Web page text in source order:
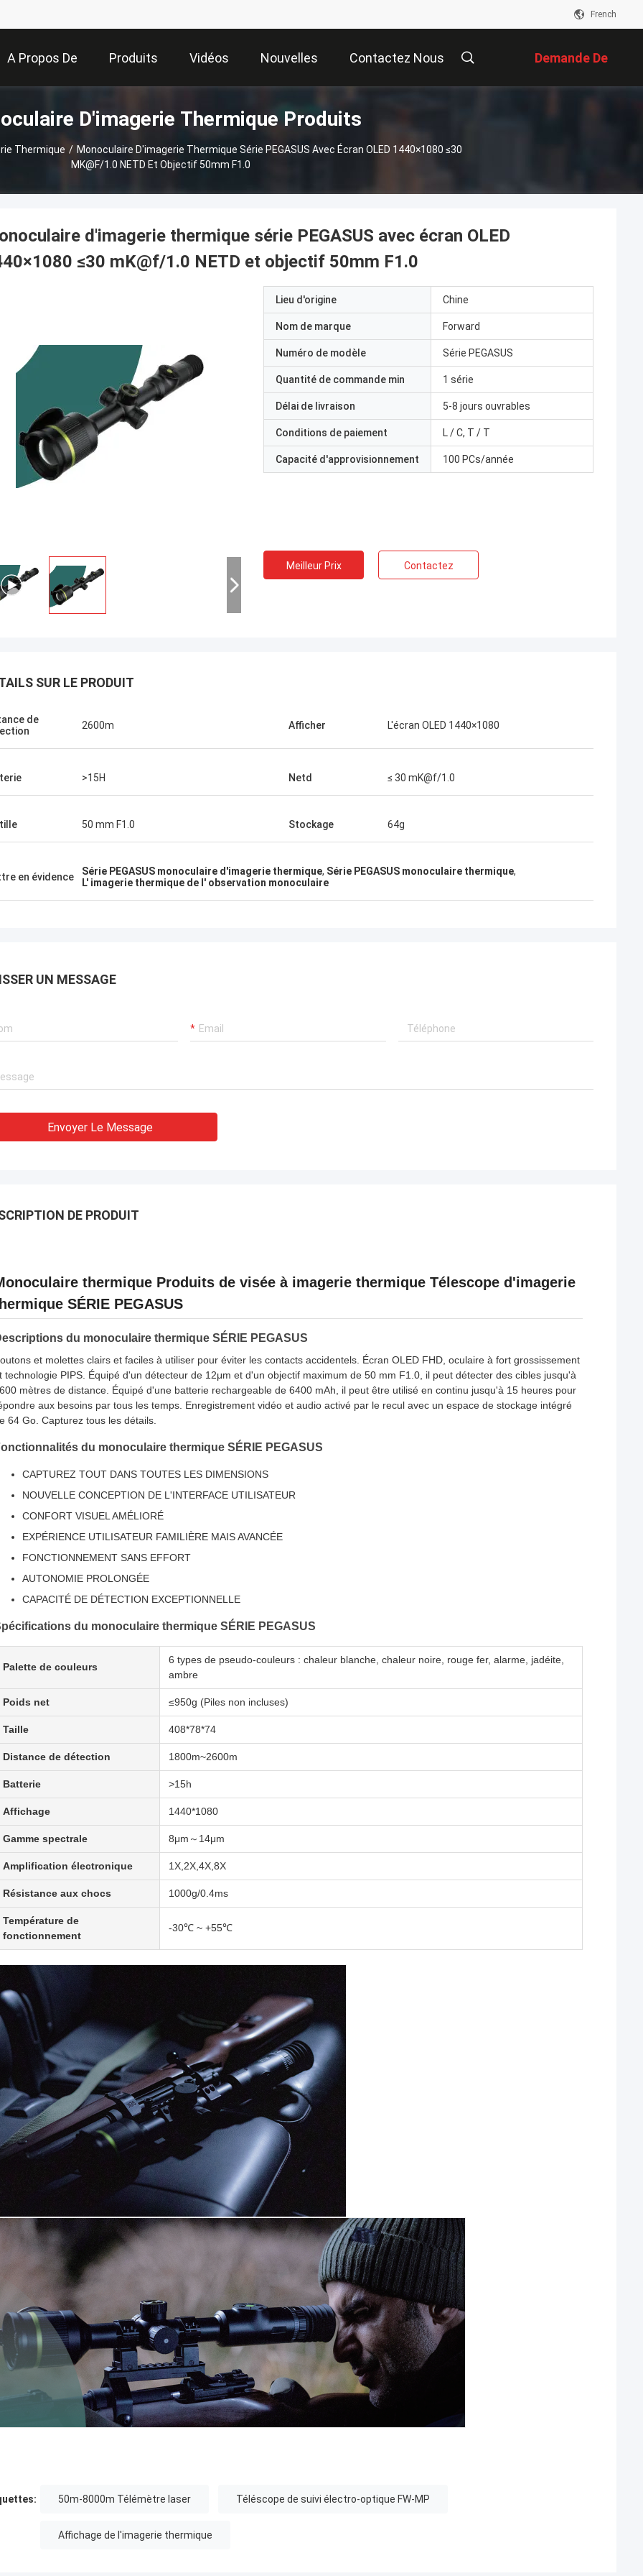
French
A Propos De
Nous
Produits Vidéos Nouvelles Contactez Nous Demande De
Soumission
D'imagerie Thermique Produits
Thermique / Monoculaire D'imagerie Thermique Série PEGASUS Avec Écran OLED 1440×1080 ≤30
MK@f/1.0 NETD Et Objectif 50mm F1.0
Je suis Greg Blades.
ensemble dans le futur.
d'imagerie thermique série PEGASUS avec écran OLED
≤30 mK@f/1.0 NETD et objectif 50mm F1.0
Lieu d'origine Chine
Nom de marque Forward
Numéro de modèle Série PEGASUS
Quantité de commande min 1 série
Délai de livraison 5-8 jours ouvrables
Conditions de paiement L / C, T / T
Capacité d'approvisionnement 100 PCs/année
Meilleur Prix Contactez
SUR LE PRODUIT
de
2600m Afficher L'écran OLED 1440×1080
>15H Netd ≤ 30 mK@f/1.0
50 mm F1.0 Stockage 64g
en évidence Série PEGASUS monoculaire d'imagerie thermique, Série PEGASUS monoculaire thermique,
L' imagerie thermique de l' observation monoculaire
UN MESSAGE
Envoyer Le Message
DE PRODUIT
thermique Produits de visée à imagerie thermique Télescope d'imagerie
SÉRIE PEGASUS
du monoculaire thermique SÉRIE PEGASUS
et molettes clairs et faciles à utiliser pour éviter les contacts accidentels. Écran OLED FHD, oculaire à fort grossissement
technologie PIPS. Équipé d'un détecteur de 12μm et d'un objectif maximum de 50 mm F1.0, il peut détecter des cibles jusqu'à
mètres de distance. Équipé d'une batterie rechargeable de 6400 mAh, il peut être utilisé en continu jusqu'à 15 heures pour
aux besoins par tous les temps. Enregistrement vidéo et audio activé par le recul avec un espace de stockage intégré
64 Go. Capturez tous les détails.
du monoculaire thermique SÉRIE PEGASUS
CAPTUREZ TOUT DANS TOUTES LES DIMENSIONS
NOUVELLE CONCEPTION DE L'INTERFACE UTILISATEUR
CONFORT VISUEL AMÉLIORÉ
EXPÉRIENCE UTILISATEUR FAMILIÈRE MAIS AVANCÉE
FONCTIONNEMENT SANS EFFORT
AUTONOMIE PROLONGÉE
CAPACITÉ DE DÉTECTION EXCEPTIONNELLE
du monoculaire thermique SÉRIE PEGASUS
Palette de couleurs
6 types de pseudo-couleurs : chaleur blanche, chaleur noire, rouge fer, alarme, jadéite,
ambre
Poids net ≤950g (Piles non incluses)
Taille 408*78*74
Distance de détection 1800m~2600m
Batterie >15h
Affichage 1440*1080
Gamme spectrale 8μm～14μm
Amplification électronique 1X,2X,4X,8X
Résistance aux chocs 1000g/0.4ms
Température de
fonctionnement
-30℃ ~ +55℃
50m-8000m Télémètre laser Téléscope de suivi électro-optique FW-MP
Affichage de l'imagerie thermique